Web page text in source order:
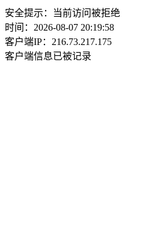
安全提示：当前访问被拒绝
时间：2026-08-07 20:19:58
客户端IP：216.73.217.175
客户端信息已被记录